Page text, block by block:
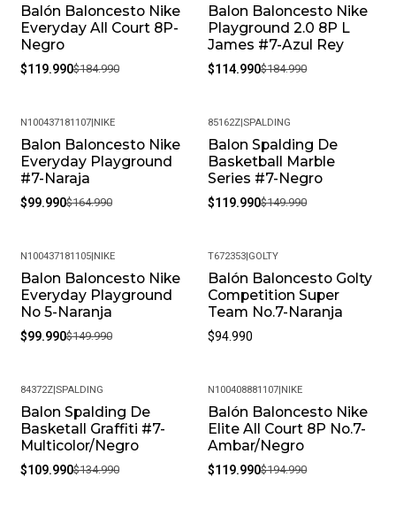
experiencia de compra sea impecable.
Preguntas Frecuentes
¿Sus productos son originales? Sí, en Pacific Sport
seguro de que recibirás un producto auténtico.
¿Cuál es la política de garantías? Todos nuestros
productos, cuentan con una garantía de 30 días por
defectos de fabricación. Si encuentras algún problema
¿Puedo cambiar la talla si no me queda bien? Sí, en
Pacific Sport Colombia entendemos que la talla puede
variar. Ofrecemos cambios de talla, siempre y cuando el
producto se encuentre en perfectas condiciones y con
su empaque original.
satisfecho con tu compra, ofrecemos una política de
devoluciones flexible. Queremos que estés
completamente feliz y puedas volver a elegirnos.
¿Cómo debo cuidar mis productos? Para mantener tu
producto en las mejores condiciones, recomendamos
-35%
Balón Baloncesto Nike
Everyday All Court 8P-
Negro
$119.990$184.990
-38%
Balon Baloncesto Nike
Playground 2.0 8P L
James #7-Azul Rey
$114.990$184.990
-39%
N100437181107|NIKE
Balon Baloncesto Nike
Everyday Playground
#7-Naraja
$99.990$164.990
-20%
85162Z|SPALDING
Balon Spalding De
Basketball Marble
Series #7-Negro
$119.990$149.990
-33%
N100437181105|NIKE
Balon Baloncesto Nike
Everyday Playground
No 5-Naranja
$99.990$149.990
T672353|GOLTY
Balón Baloncesto Golty
Competition Super
Team No.7-Naranja
$94.990
-19%
84372Z|SPALDING
Balon Spalding De
Basketall Graffiti #7-
Multicolor/Negro
$109.990$134.990
-38%
N100408881107|NIKE
Balón Baloncesto Nike
Elite All Court 8P No.7-
Ambar/Negro
$119.990$194.990